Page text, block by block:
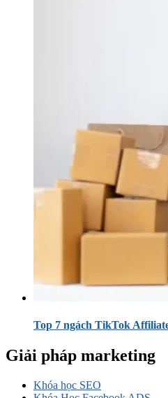
Top 7 ngách TikTok
Giải pháp marketing
Khóa học SEO